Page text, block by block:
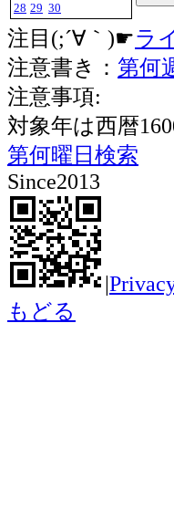
28 29 30
注目(;´∀｀)☛ラ
注意書き： 第何
注意事項:
対象年は西暦
第何曜日検索
Since2013
|
もどる